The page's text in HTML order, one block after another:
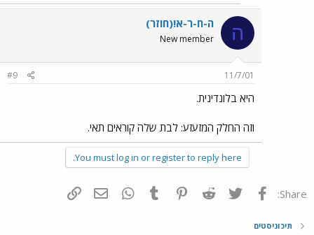
ה ה-ח-ר-א!(חוזר)
New member
11/7/01
#9
היא בלונדינית.
וזה החלק המזעזע: לבת שלה קוראים תאי.
You must log in or register to reply here.
Share: פייסבוק Twitter
Reddit
Pinterest
Tumblr
WhatsAppדואר אלקטרוני
תיכוניסטים